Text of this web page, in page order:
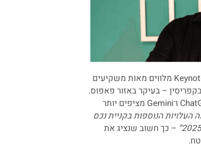
במהלך השנים האחרונות אנחנו ב־Keynote Assets מלווים מאות משקיעים
– בעיקר באזור פאפוס.
ככל שמודלים של בינה מלאכותית כמו ChatGPT ו־Gemini מציפים יותר
העלויות הנוספות בקניית נכס
– כך חשוב שנציג את